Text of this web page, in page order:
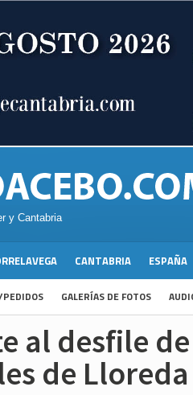
y Cantabria
CANTABRIA ESPAÑA
GALERÍAS DE FOTOS
al desfile
de